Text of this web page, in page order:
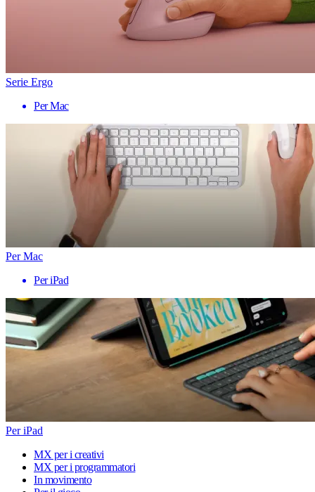
Serie Ergo
Per Mac
Per Mac
Per iPad
Per iPad
MX per i creativi
MX per i programmatori
In movimento